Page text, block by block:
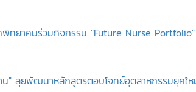
พิทยาคมร่วมกิจกรรม "Future Nurse Portfolio"
" ลุยพัฒนาหลักสูตรตอบโจทย์อุตสาหกรรมยุคใ